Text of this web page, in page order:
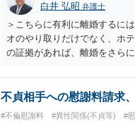
白井 弘昭 弁護士
＞こちらに有利に離婚するに
オのやり取りだけでなく、ホ
の証拠があれば、離婚をさら
がありますので、ご注意くだ
不貞相手への慰謝料請求
#不倫慰謝料 #異性関係(不貞等) #